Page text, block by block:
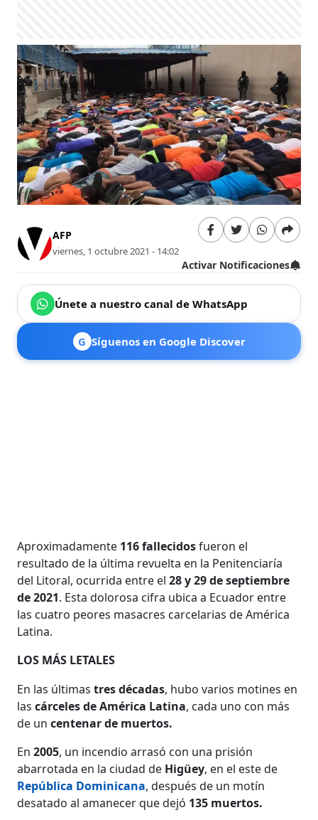
AFP
viernes, 1 octubre 2021 - 14:02
Activar Notificaciones
Únete a nuestro canal de WhatsApp
G Síguenos en Google Discover
Aproximadamente 116 fallecidosfueron el
resultado de la última revuelta en la Penitenciaría
del Litoral, ocurrida entre el28 y 29 de septiembre
de 2021. Esta dolorosa cifra ubica a Ecuador entre
las cuatro peores masacres carcelarias de América
Latina.
LOS MÁS LETALES
En las últimastres décadas, hubo varios motines en
lascárceles de América Latina, cada uno con más
de uncentenar de muertos.
En2005, un incendio arrasó con una prisión
abarrotada en la ciudad de Higüey, en el este de
República Dominicana, después de un motín
desatado al amanecer que dejó 135 muertos.